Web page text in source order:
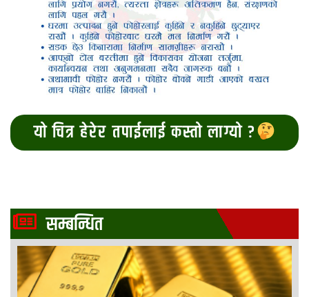
यो चित्र हेरेर तपाईलाई कस्तो लाग्यो ?
सम्बन्धित